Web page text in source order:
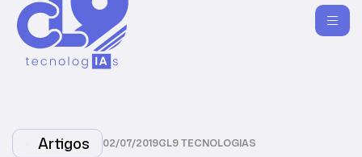
Artigos 02/07/2019CL9 TECNOLOGIAS